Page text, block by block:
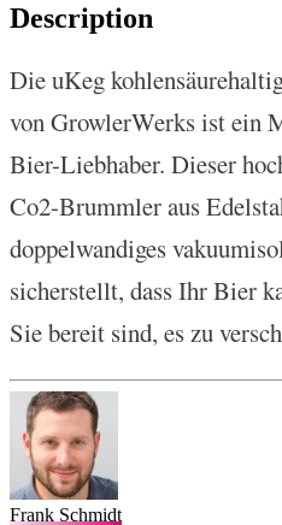
Description
Die uKeg
von GrowlerWerks ist ein
Bier-Liebhaber. Dieser
Co2-Brummler aus
doppelwandiges
sicherstellt, dass Ihr Bier
Sie bereit sind, es zu
Frank Schmidt